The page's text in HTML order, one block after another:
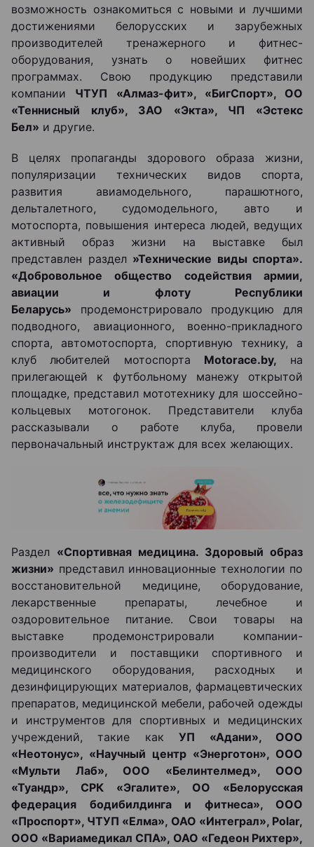
возможность ознакомиться с новыми и лучшими
достижениями белорусских и зарубежных
производителей тренажерного и фитнес-
оборудования, узнать о новейших фитнес
программах. Свою продукцию представили
компании ЧТУП «Алмаз-фит», «БигСпорт», ОО
«Теннисный клуб», ЗАО «Экта», ЧП «Эстекс
Бел» и другие.
В целях пропаганды здорового образа жизни,
популяризации технических видов спорта,
развития авиамодельного, парашютного,
дельталетного, судомодельного, авто и
мотоспорта, повышения интереса людей, ведущих
активный образ жизни на выставке был
представлен раздел »Технические виды спорта».
«Добровольное общество содействия армии,
авиации и флоту Республики
Беларусь» продемонстрировало продукцию для
подводного, авиационного, военно-прикладного
спорта, автомотоспорта, спортивную технику, а
клуб любителей мотоспорта Motorace.by, на
прилегающей к футбольному манежу открытой
площадке, представил мототехнику для шоссейно-
кольцевых мотогонок. Представители клуба
рассказывали о работе клуба, провели
первоначальный инструктаж для всех желающих.
Раздел «Спортивная медицина. Здоровый образ
жизни» представил инновационные технологии по
восстановительной медицине, оборудование,
лекарственные препараты, лечебное и
оздоровительное питание. Свои товары на
выставке продемонстрировали компании-
производители и поставщики спортивного и
медицинского оборудования, расходных и
дезинфицирующих материалов, фармацевтических
препаратов, медицинской мебели, рабочей одежды
и инструментов для спортивных и медицинских
учреждений, такие какУП «Адани», ООО
«Неотонус», «Научный центр «Энерготон», ООО
«Мульти Лаб», ООО «Белинтелмед», ООО
«Туандр», СРК «Эгалите», ОО «Белорусская
федерация бодибилдинга и фитнеса», ООО
«Проспорт», ЧТУП «Елма», ОАО «Интеграл», Polar,
ООО «Вариамедикал СПА», ОАО «Гедеон Рихтер»,